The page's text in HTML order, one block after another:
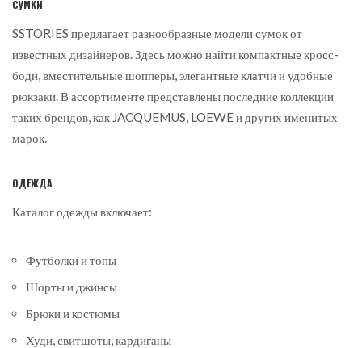
СУМКИ
SSTORIES предлагает разнообразные модели сумок от
известных дизайнеров. Здесь можно найти компактные кросс-
боди, вместительные шопперы, элегантные клатчи и удобные
рюкзаки. В ассортименте представлены последние коллекции
таких брендов, как JACQUEMUS, LOEWE и других именитых
марок.
ОДЕЖДА
Каталог одежды включает:
Футболки и топы
Шорты и джинсы
Брюки и костюмы
Худи, свитшоты, кардиганы